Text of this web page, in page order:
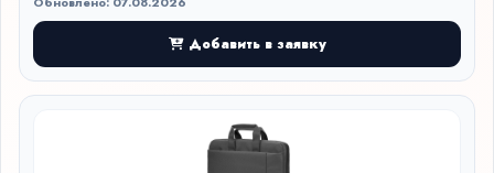
Добавить в заявку